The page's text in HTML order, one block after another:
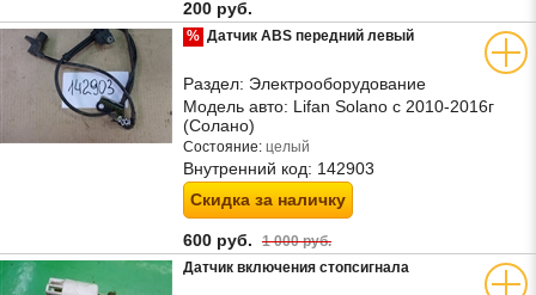
200 руб.
% Датчик ABS передний левый
Раздел: Электрооборудование
Модель авто: Lifan Solano с 2010-2016г
(Солано)
Состояние: целый
Внутренний код: 142903
Скидка за наличку
600 руб. 1 000 руб.
Датчик включения стопсигнала